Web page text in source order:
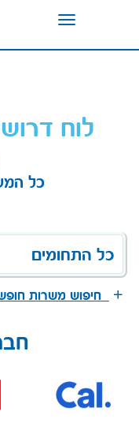
Toggle
לוח
כל
כל התחומים
חיפוש משרות חופשי